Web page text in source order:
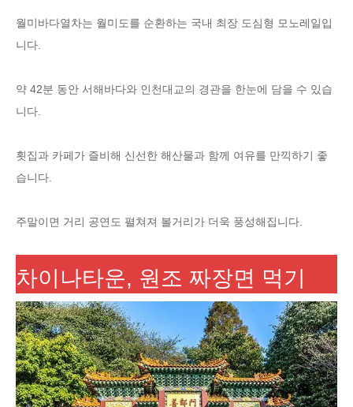
월미바다열차는 월미도를 순환하는 국내 최장 도심형 모노레일입
니다.
약 42분 동안 서해바다와 인천대교의 경관을 한눈에 담을 수 있습
니다.
횟집과 카페가 즐비해 신선한 해산물과 함께 여유를 만끽하기 좋
습니다.
주말이면 거리 공연도 펼쳐져 볼거리가 더욱 풍성해집니다.
차이나타운, 원조 짜장면 먹기